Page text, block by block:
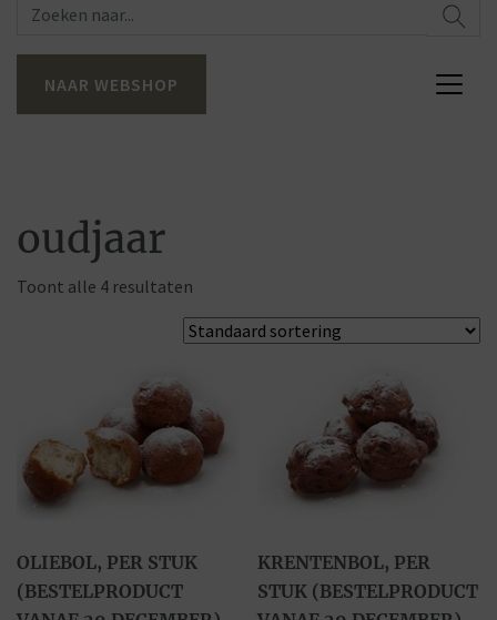
NAAR WEBSHOP
oudjaar
Toont alle 4 resultaten
OLIEBOL, PER STUK
(BESTELPRODUCT
KRENTENBOL, PER
STUK (BESTELPRODUCT